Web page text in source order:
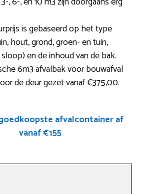
is gebaseerd op het type
hout, grond, groen- en tuin,
en de inhoud van de bak.
6m3 afvalbak voor bouwafval
de deur gezet vanaf €375,00.
afvalcontainer af
vanaf €155